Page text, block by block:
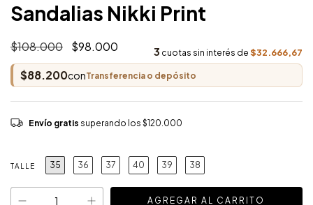
Sandalias Nikki Print
$108.000 $98.000 3 cuotas sin interés de $32.666,67
$88.200conTransferencia o depósito
Envío gratis superando los $120.000
TALLE 35 36 37 40 39 38